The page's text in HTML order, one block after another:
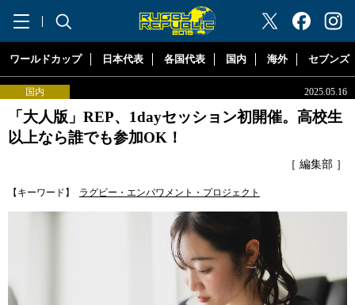
"ラグビーリパブリック"
ワールドカップ 日本代表 各国代表 国内 海外 セブンズ
国内 2025.05.16
「大人版」REP、1dayセッション初開催。高校生
以上なら誰でも参加OK！
［ 編集部 ］
【キーワード】 ラグビー・エンパワメント・プロジェクト